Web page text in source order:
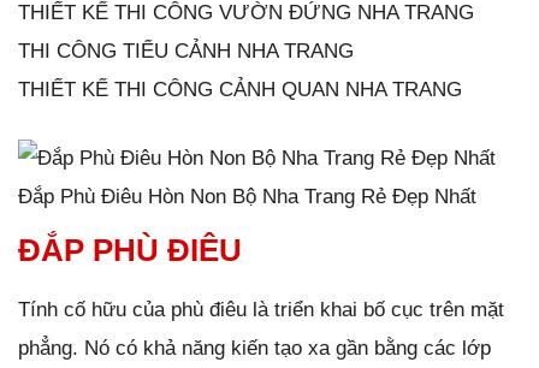
THIẾT KẾ THI CÔNG VƯỜN ĐỨNG NHA TRANG
THI CÔNG TIỂU CẢNH NHA TRANG
THIẾT KẾ THI CÔNG CẢNH QUAN NHA TRANG
Đắp Phù Điêu Hòn Non Bộ Nha Trang Rẻ Đẹp Nhất
ĐẮP PHÙ ĐIÊU
Tính cố hữu của phù điêu là triển khai bố cục trên mặt
phẳng. Nó có khả năng kiến tạo xa gần bằng các lớp